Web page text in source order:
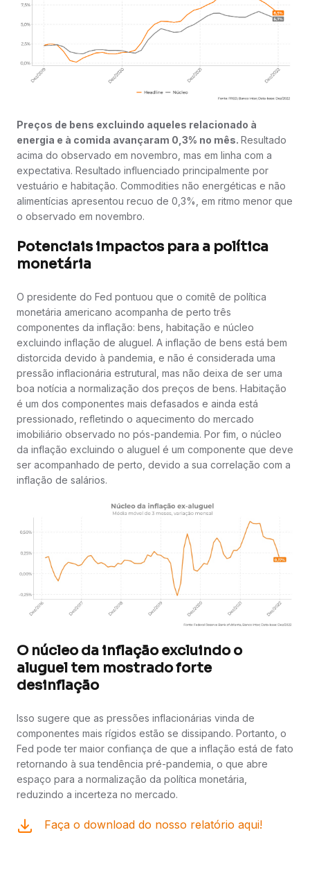
Preços de bens excluindo aqueles relacionado à
energia e à comida avançaram 0,3% no mês. Resultado
acima do observado em novembro, mas em linha com a
expectativa. Resultado influenciado principalmente por
vestuário e habitação. Commodities não energéticas e não
alimentícias apresentou recuo de 0,3%, em ritmo menor que
o observado em novembro.
Potenciais impactos para a política
monetária
O presidente do Fed pontuou que o comitê de política
monetária americano acompanha de perto três
componentes da inflação: bens, habitação e núcleo
excluindo inflação de aluguel. A inflação de bens está bem
distorcida devido à pandemia, e não é considerada uma
pressão inflacionária estrutural, mas não deixa de ser uma
boa notícia a normalização dos preços de bens. Habitação
é um dos componentes mais defasados e ainda está
pressionado, refletindo o aquecimento do mercado
imobiliário observado no pós-pandemia. Por fim, o núcleo
da inflação excluindo o aluguel é um componente que deve
ser acompanhado de perto, devido a sua correlação com a
inflação de salários.
O núcleo da inflação excluindo o
aluguel tem mostrado forte
desinflação
Isso sugere que as pressões inflacionárias vinda de
componentes mais rígidos estão se dissipando. Portanto, o
Fed pode ter maior confiança de que a inflação está de fato
retornando à sua tendência pré-pandemia, o que abre
espaço para a normalização da política monetária,
reduzindo a incerteza no mercado.
Faça o download do nosso relatório aqui!